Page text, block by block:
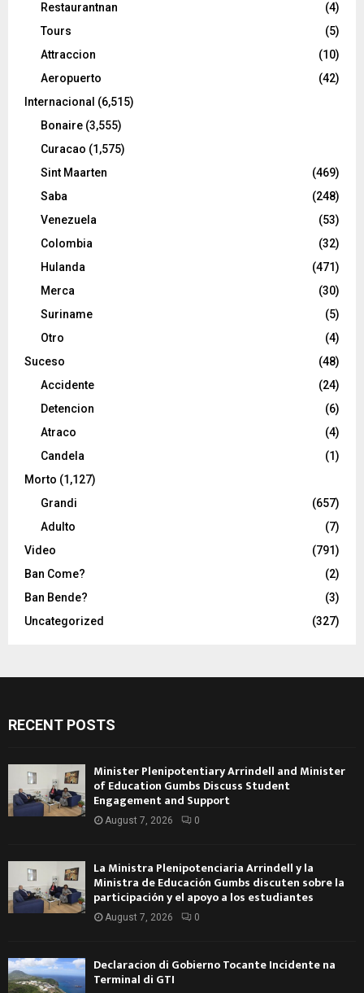
Restaurantnan
(4)
Tours
(5)
Attraccion
(10)
Aeropuerto
(42)
Internacional (6,515)
Bonaire (3,555)
Curacao (1,575)
Sint Maarten
(469)
Saba
(248)
Venezuela
(53)
Colombia
(32)
Hulanda
(471)
Merca
(30)
Suriname
(5)
Otro
(4)
Suceso
(48)
Accidente
(24)
Detencion
(6)
Atraco
(4)
Candela
(1)
Morto (1,127)
Grandi
(657)
Adulto
(7)
Video
(791)
Ban Come?
(2)
Ban Bende?
(3)
Uncategorized
(327)
RECENT POSTS
Minister Plenipotentiary Arrindell and Minister
of Education Gumbs Discuss Student
Engagement and Support
August 7, 2026 0
La Ministra Plenipotenciaria Arrindell y la
Ministra de Educación Gumbs discuten sobre la
participación y el apoyo a los estudiantes
August 7, 2026 0
Declaracion di Gobierno Tocante Incidente na
Terminal di GTI